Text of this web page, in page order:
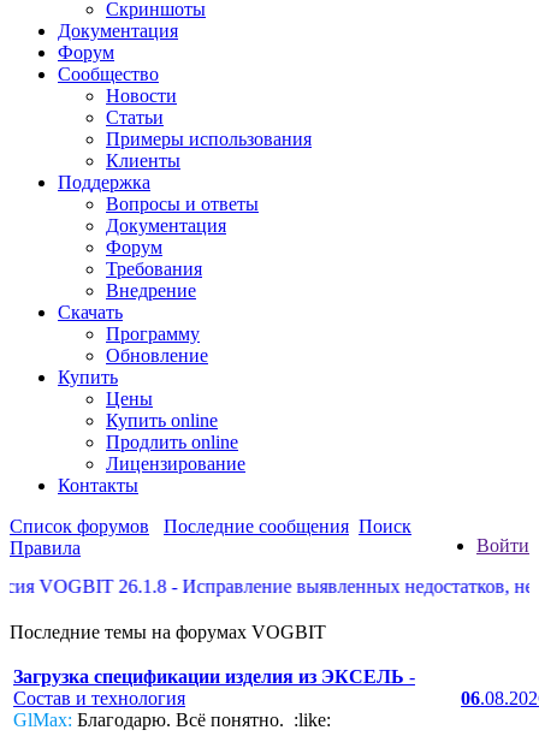
Скриншоты
Документация
Форум
Сообщество
Новости
Статьи
Примеры использования
Клиенты
Поддержка
Вопросы и ответы
Документация
Форум
Требования
Внедрение
Скачать
Программу
Обновление
Купить
Цены
Купить online
Продлить online
Лицензирование
Контакты
Войти
Список форумов Последние сообщения Поиск
Правила
26.1.8 - Исправление выявленных недостатков,
Последние темы на форумах VOGBIT
Загрузка спецификации изделия из ЭКСЕЛЬ -
Состав и технология
GlMax: Благодарю. Всё понятно. :like:
06